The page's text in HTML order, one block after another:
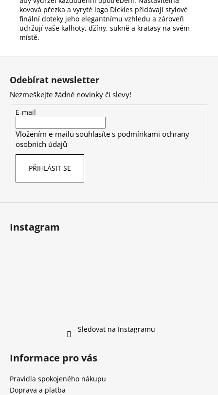
kovová přezka a vyryté logo Dickies přidávají stylové
finální doteky jeho elegantnímu vzhledu a zároveň
udržují vaše kalhoty, džíny, sukně a kraťasy na svém
místě.
Odebírat newsletter
Nezmeškejte žádné novinky či slevy!
E-mail
Vložením e-mailu souhlasíte s podmínkami ochrany
osobních údajů
PŘIHLÁSIT SE
Instagram
Sledovat na Instagramu
Informace pro vás
Pravidla spokojeného nákupu
Doprava a platba